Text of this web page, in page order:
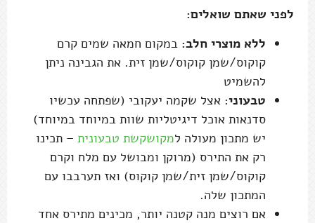
לפני שאתם שואלים:
ללא מוצרי חלב: במקום חמאה שמים קרם
קוקוס/שמן קוקוס/שמן זית. את הגבינה ניתן
להשמיט
טבעוני: אצל שקמה יעקובי (שפתחה עכשיו
סדנאות אוכל דיגיטליות שוות במיוחד במיוחד)
יש מתכון מעולה למקושקשת טבעונית – תכינו
רק את התירס (מרוקן ומבושל עם מלח וקרם
קוקוס/שמן זית/שמן קוקוס) ואז תערבבו עם
המתכון שלה.
אם רוצים מנה קטנה יותר, מכינים מתירס אחד